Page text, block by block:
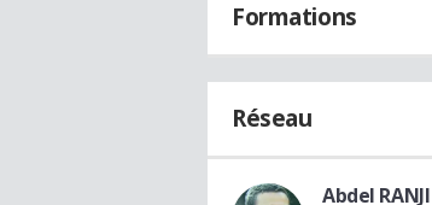
Formations
Réseau
Abdel RANJI